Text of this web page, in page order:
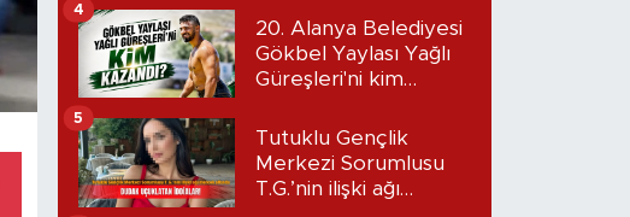
20. Alanya Belediyesi
Gökbel Yaylası Yağlı
Güreşleri'ni kim
4
Tutuklu Gençlik
Merkezi Sorumlusu
T.G.’nin ilişki ağı
5